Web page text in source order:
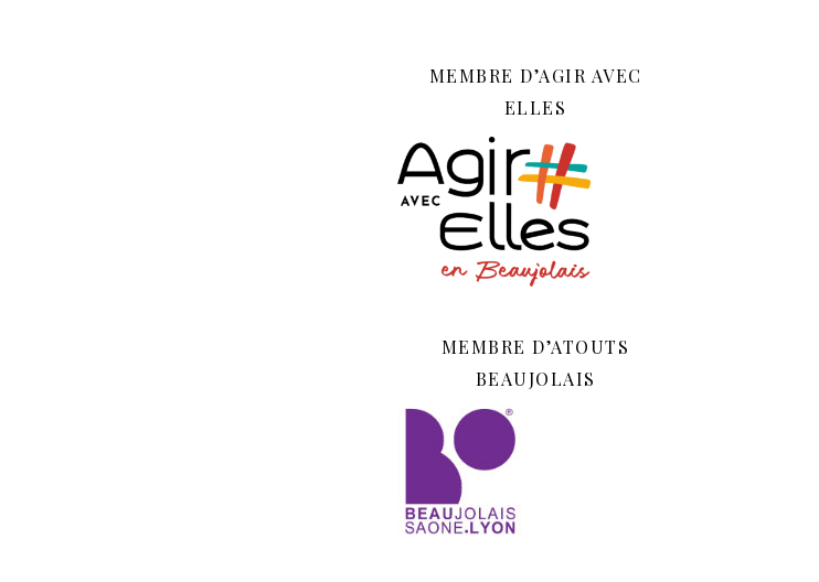
MEMBRE D’AGIR AVEC
ELLES
MEMBRE D’ATOUTS
BEAUJOLAIS